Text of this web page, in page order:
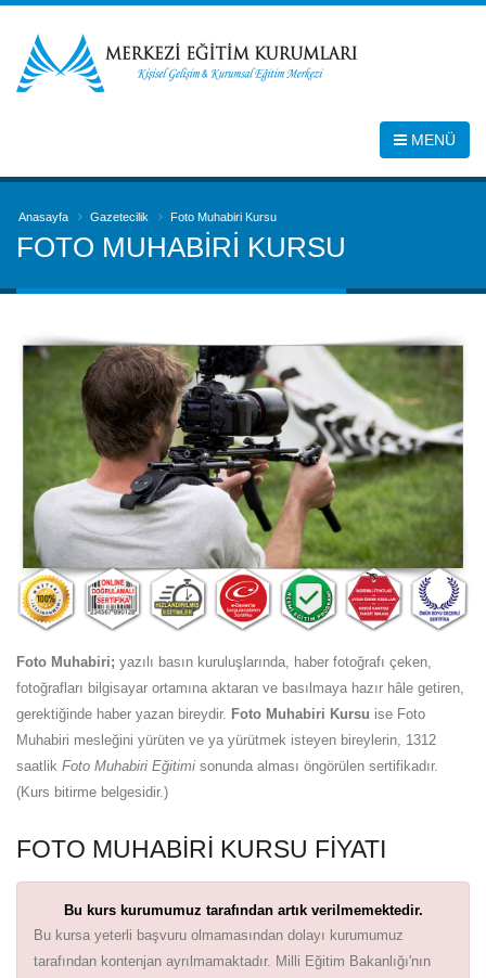
MENÜ
Anasayfa Gazetecilik Foto Muhabiri Kursu
FOTO MUHABIRI KURSU
Foto Muhabiri; yazılı basın kuruluşlarında, haber fotoğrafı çeken,
fotoğrafları bilgisayar ortamına aktaran ve basılmaya hazır hâle getiren,
gerektiğinde haber yazan bireydir. Foto Muhabiri Kursu ise Foto
Muhabiri mesleğini yürüten ve ya yürütmek isteyen bireylerin, 1312
saatlik Foto Muhabiri Eğitimi sonunda alması öngörülen sertifikadır.
(Kurs bitirme belgesidir.)
FOTO MUHABIRI KURSU FIYATI
Bu kurs kurumumuz tarafından artık verilmemektedir.
Bu kursa yeterli başvuru olmamasından dolayı kurumumuz
tarafından kontenjan ayrılmamaktadır. Milli Eğitim Bakanlığı'nın